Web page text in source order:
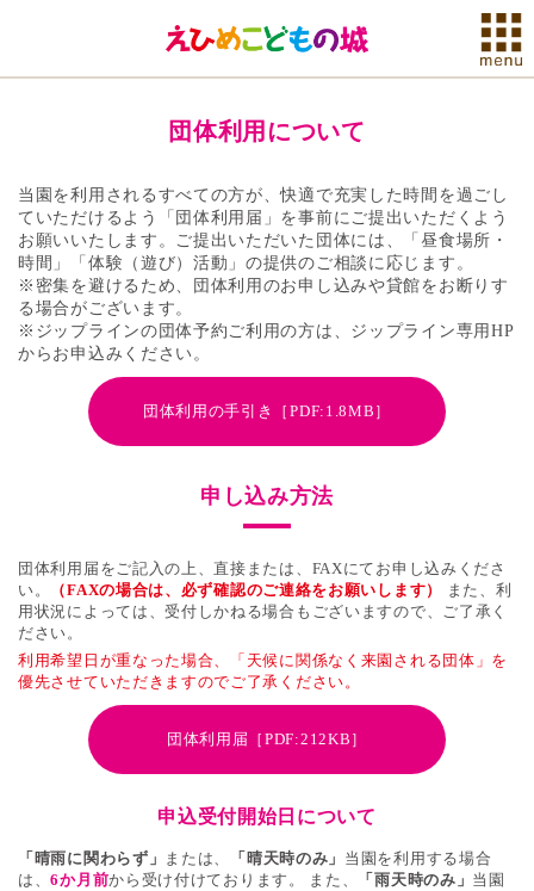
団体利用について
当園を利用されるすべての方が、快適で充実した時間を過ごし
ていただけるよう「団体利用届」を事前にご提出いただくよう
お願いいたします。ご提出いただいた団体には、「昼食場所・
時間」「体験（遊び）活動」の提供のご相談に応じます。
※密集を避けるため、団体利用のお申し込みや貸館をお断りす
る場合がございます。
※ジップラインの団体予約ご利用の方は、ジップライン専用HP
からお申込みください。
団体利用の手引き［PDF:1.8MB］
申し込み方法
団体利用届をご記入の上、直接または、FAXにてお申し込みくださ
い。
（FAXの場合は、必ず確認のご連絡をお願いします）
また、利
用状況によっては、受付しかねる場合もございますので、ご了承く
ださい。
利用希望日が重なった場合、「天候に関係なく来園される団体」を
優先させていただきますのでご了承ください。
団体利用届［PDF:212KB］
申込受付開始日について
「晴雨に関わらず」 または、 「晴天時のみ」 当園を利用する場合
は、6か月前から受け付けております。 また、 「雨天時のみ」 当園